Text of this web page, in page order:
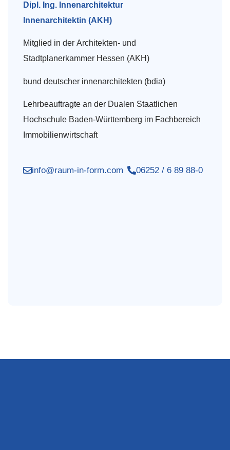
Dipl. Ing. Innenarchitektur
Innenarchitektin (AKH)
Mitglied in der Architekten- und
Stadtplanerkammer Hessen (AKH)
bund deutscher innenarchitekten (bdia)
Lehrbeauftragte an der Dualen Staatlichen
Hochschule Baden-Württemberg im Fachbereich
Immobilienwirtschaft
info@raum-in-form.com 06252 / 6 89 88-0